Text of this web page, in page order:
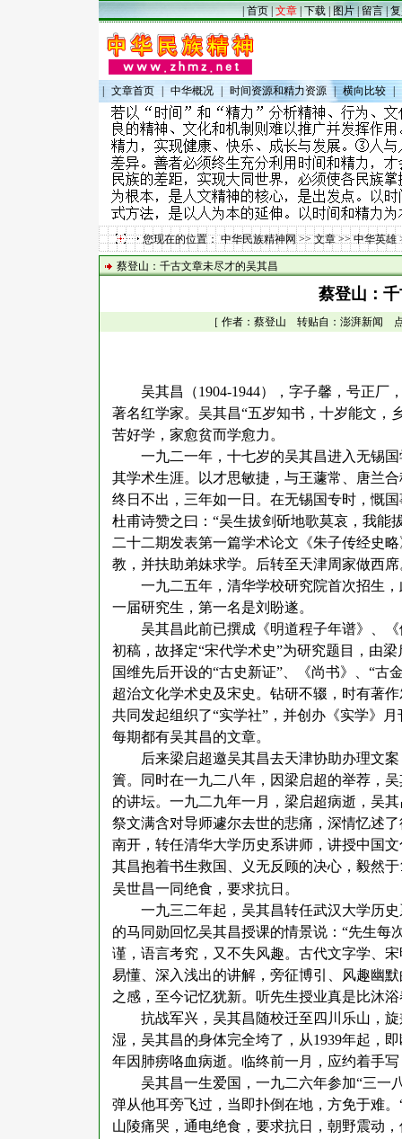
|首页|文章|下载| 图片|留言|
文章首页 中华概况 时间资源和精力资源 | 横向比较
您现在的位置：中华民族精神网>>文章>>中华英雄
蔡登山：千古文章未尽才的吴其昌
蔡登山：
［ 作者：蔡登山 转贴自：澎湃新闻
吴其昌（1904-1944）， 字子馨，号正厂
著名红学家。吴其昌“五岁知书，十岁能文，
苦好学，家愈贫而学愈力。
一九二一年，十七岁的吴其昌进入无锡
其学术生涯。以才思敏捷，与王蘧常、唐兰合
终日不出，三年如一日。在无锡国专时，慨
杜甫诗赞之曰：“吴生拔剑斫地歌莫哀，我能
二十二期发表第一篇学术论文《朱子传经史
教，并扶助弟妹求学。后转至天津周家做西席
一九二五年，清华学校研究院首次招生
一届研究生，第一名是刘盼遂。
吴其昌此前已撰成《明道程子年谱》、
初稿，故择定“宋代学术史”为研究题目，由
国维先后开设的“古史新证”、《尚书》、“古
超治文化学术史及宋史。钻研不辍，时有著
共同发起组织了“实学社”，并创办《实学》
每期都有吴其昌的文章。
后来梁启超邀吴其昌去天津协助办理文
簀。同时在一九二八年，因梁启超的举荐，
的讲坛。一九二九年一月，梁启超病逝，吴
祭文满含对导师遽尔去世的悲痛，深情忆述
南开，转任清华大学历史系讲师，讲授中国
其昌抱着书生救国、义无反顾的决心，毅然于
吴世昌一同绝食，要求抗日。
一九三二年起，吴其昌转任武汉大学历
的马同勋回忆吴其昌授课的情景说： “先生每
谨，语言考究，又不失风趣。古代文字学、
易懂、深入浅出的讲解，旁征博引、风趣幽
之感，至今记忆犹新。听先生授业真是比沐
抗战军兴，吴其昌随校迁至四川乐山，
湿，吴其昌的身体完全垮了，从1939年起，
年因肺痨咯血病逝。临终前一月，应约着手
吴其昌一生爱国，一九二六年参加“三一
弹从他耳旁飞过，当即扑倒在地，方免于难
山陵痛哭，通电绝食，要求抗日，朝野震动